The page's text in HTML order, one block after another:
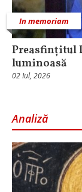
In memoriam
Preasfințitul
luminoasă
02 Iul, 2026
Analiză